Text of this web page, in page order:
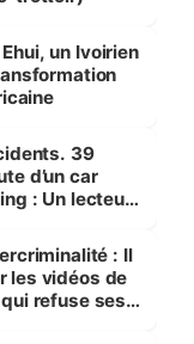
un Ivoirien
39
d’un car
: Un lecteur
: Il
les vidéos de
qui refuse ses